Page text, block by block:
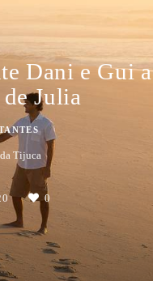
Dani e Gui a
de Julia
Tijuca
0